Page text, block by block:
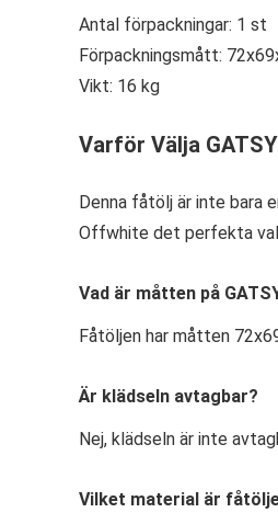
Antal förpackningar: 1 st
Förpackningsmått:
Vikt: 16 kg
Varför Välja
Denna fåtölj är inte bara
Offwhite det perfekta
Vad är måtten på
Fåtöljen har måtten
Är klädseln avtagbar?
Nej, klädseln är inte
Vilket material är